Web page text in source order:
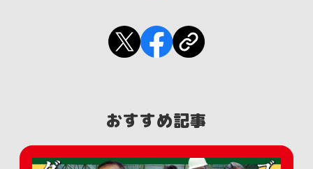
おすすめ記事